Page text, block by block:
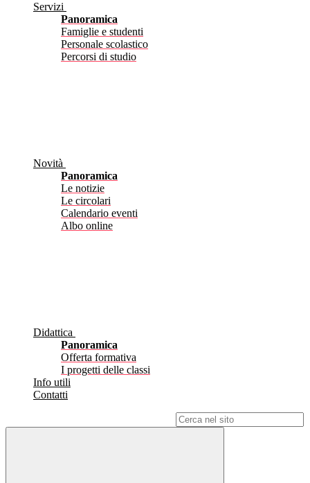
Servizi
Panoramica
Famiglie e studenti
Personale scolastico
Percorsi di studio
Novità
Panoramica
Le notizie
Le circolari
Calendario eventi
Albo online
Didattica
Panoramica
Offerta formativa
I progetti delle classi
Info utili
Contatti